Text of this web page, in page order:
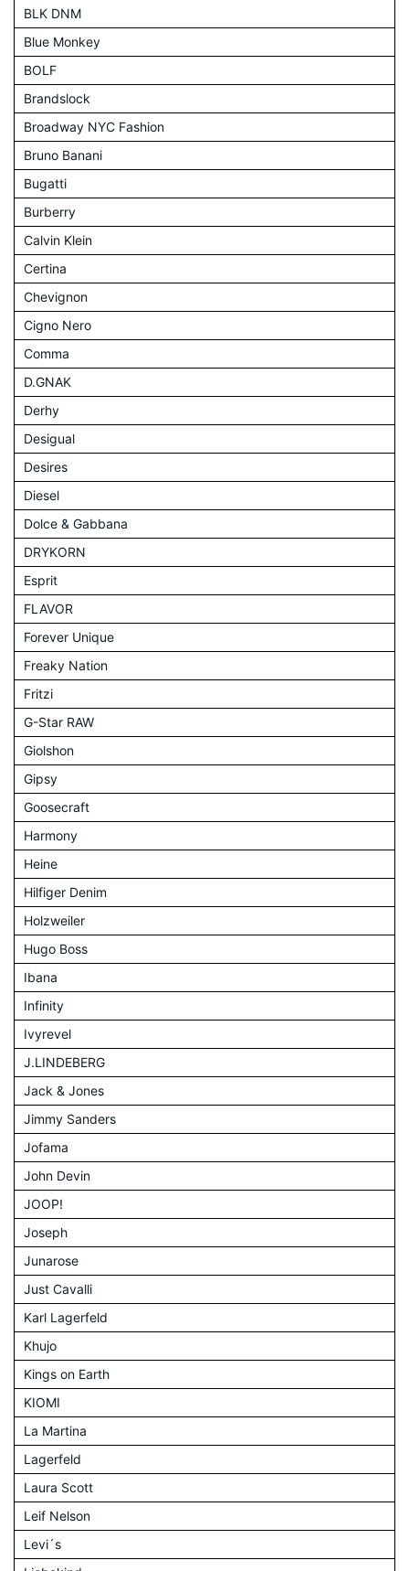
BLK DNM
Blue Monkey
BOLF
Brandslock
Broadway NYC Fashion
Bruno Banani
Bugatti
Burberry
Calvin Klein
Certina
Chevignon
Cigno Nero
Comma
D.GNAK
Derhy
Desigual
Desires
Diesel
Dolce & Gabbana
DRYKORN
Esprit
FLAVOR
Forever Unique
Freaky Nation
Fritzi
G-Star RAW
Giolshon
Gipsy
Goosecraft
Harmony
Heine
Hilfiger Denim
Holzweiler
Hugo Boss
Ibana
Infinity
Ivyrevel
J.LINDEBERG
Jack & Jones
Jimmy Sanders
Jofama
John Devin
JOOP!
Joseph
Junarose
Just Cavalli
Karl Lagerfeld
Khujo
Kings on Earth
KIOMI
La Martina
Lagerfeld
Laura Scott
Leif Nelson
Levi´s